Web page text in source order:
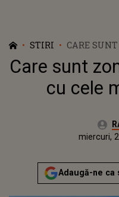
STIRI
CARE
CELE MAI
Care sunt
cu cele
marți, 26 octombrie 2021
Actualizat:
miercuri,
Adaugă-ne ca